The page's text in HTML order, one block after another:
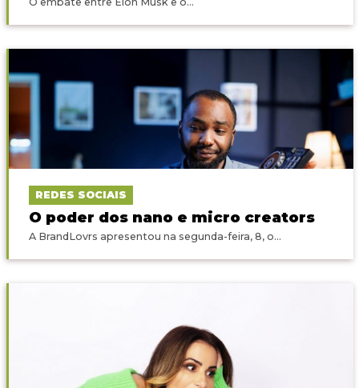
REDES SOCIAIS
O poder dos nano e micro creators
A BrandLovrs apresentou na segunda-feira, 8, o...